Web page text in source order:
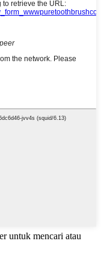
untuk mencari atau